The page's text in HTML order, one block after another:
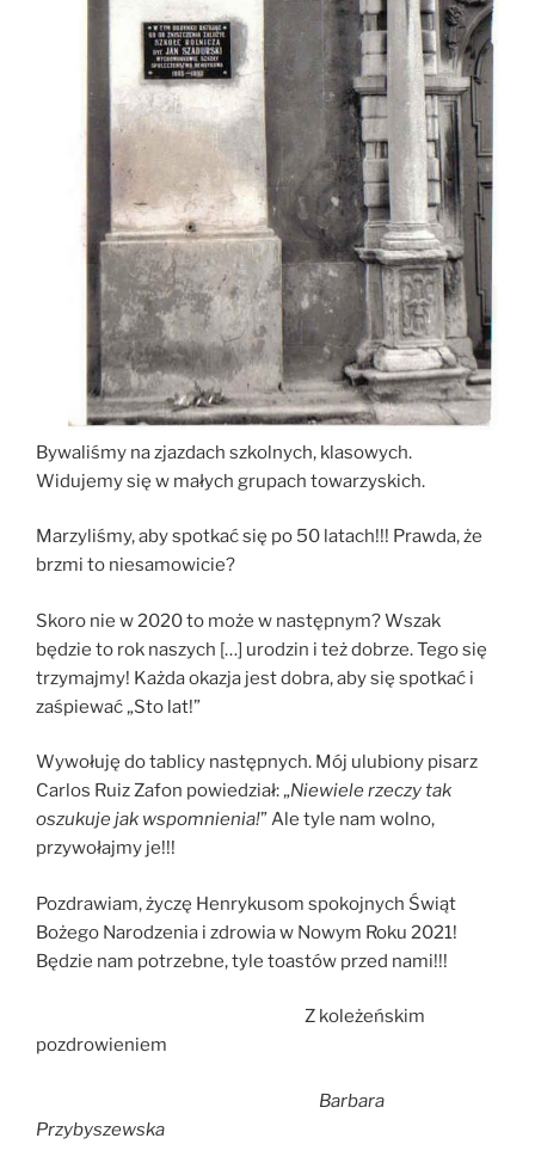
Bywaliśmy na zjazdach szkolnych, klasowych.
Widujemy się w małych grupach towarzyskich.
Marzyliśmy, aby spotkać się po 50 latach!!! Prawda, że
brzmi to niesamowicie?
Skoro nie w 2020 to może w następnym? Wszak
będzie to rok naszych […] urodzin i też dobrze. Tego się
trzymajmy! Każda okazja jest dobra, aby się spotkać i
zaśpiewać „Sto lat!”
Wywołuję do tablicy następnych. Mój ulubiony pisarz
Carlos Ruiz Zafon powiedział: „Niewiele rzeczy tak
oszukuje jak wspomnienia!” Ale tyle nam wolno,
przywołajmy je!!!
Pozdrawiam, życzę Henrykusom spokojnych Świąt
Bożego Narodzenia i zdrowia w Nowym Roku 2021!
Będzie nam potrzebne, tyle toastów przed nami!!!
Z koleżeńskim
pozdrowieniem
Barbara
Przybyszewska